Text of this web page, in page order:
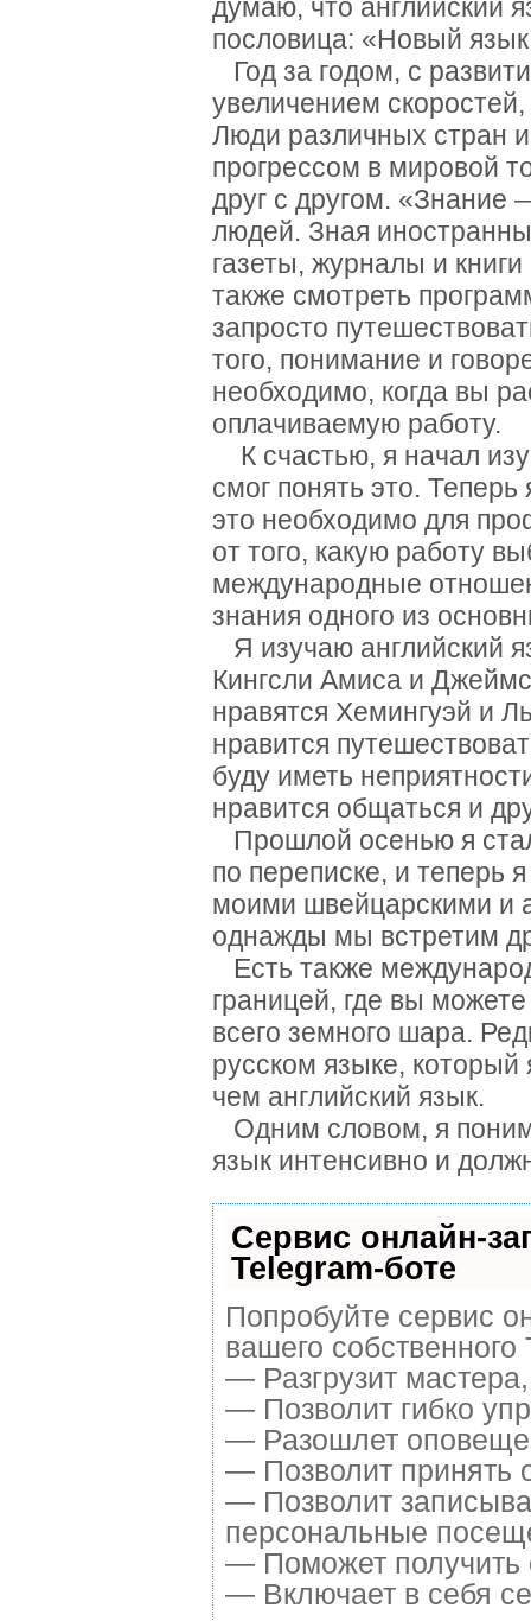
думаю, что английский
пословица: «Новый
Год за годом, с
увеличением
Люди различных стран
прогрессом в мировой
друг с другом. «Знание
людей. Зная
газеты, журналы и
также смотреть
запросто
того, понимание и
необходимо, когда вы
оплачиваемую работу.
К счастью, я начал
смог понять это.
это необходимо для
от того, какую работу
международные
знания одного из
Я изучаю английский
Кингсли Амиса и
нравятся Хемингуэй и
нравится
буду иметь
нравится общаться и
Прошлой осенью я
по переписке, и теперь
моими швейцарскими и
однажды мы встретим
Есть также
границей, где вы
всего земного шара.
русском языке,
чем английский язык.
Одним словом, я
язык интенсивно и
Сервис онлайн-
Telegram-боте
Попробуйте сервис
вашего собственного
— Разгрузит
— Позволит гибко
— Разошлет
— Позволит принять
— Позволит
персональные
— Поможет получить
— Включает в себя